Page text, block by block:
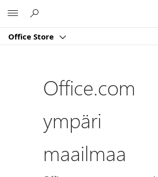
Office Store
Office.com
ympäri
maailmaa